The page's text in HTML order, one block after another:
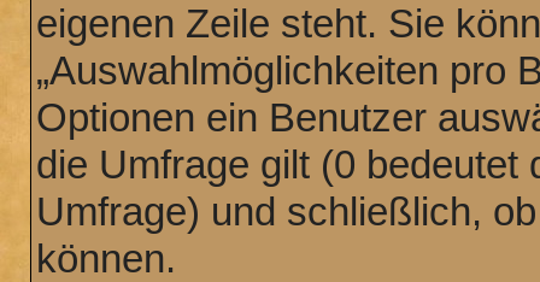
eigenen Zeile steht. Sie
„Auswahlmöglichkeiten pro
Optionen ein Benutzer
die Umfrage gilt (0 bedeutet
Umfrage) und schließlich,
können.